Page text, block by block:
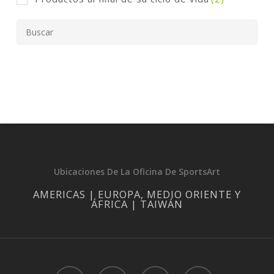
Ubicaciones De La Oficina De SportsArt
AMERICAS | EUROPA, MEDIO ORIENTE Y
ÁFRICA | TAIWÁN